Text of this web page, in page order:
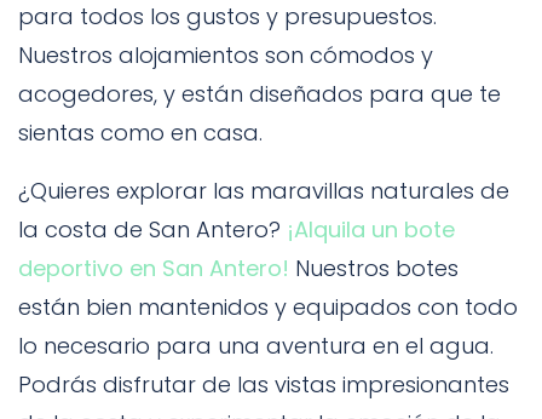
para todos los gustos y presupuestos.
Nuestros alojamientos son cómodos y
acogedores, y están diseñados para que te
sientas como en casa.
¿Quieres explorar las maravillas naturales de
la costa de San Antero? ¡Alquila un bote
deportivo en San Antero! Nuestros botes
están bien mantenidos y equipados con todo
lo necesario para una aventura en el agua.
Podrás disfrutar de las vistas impresionantes